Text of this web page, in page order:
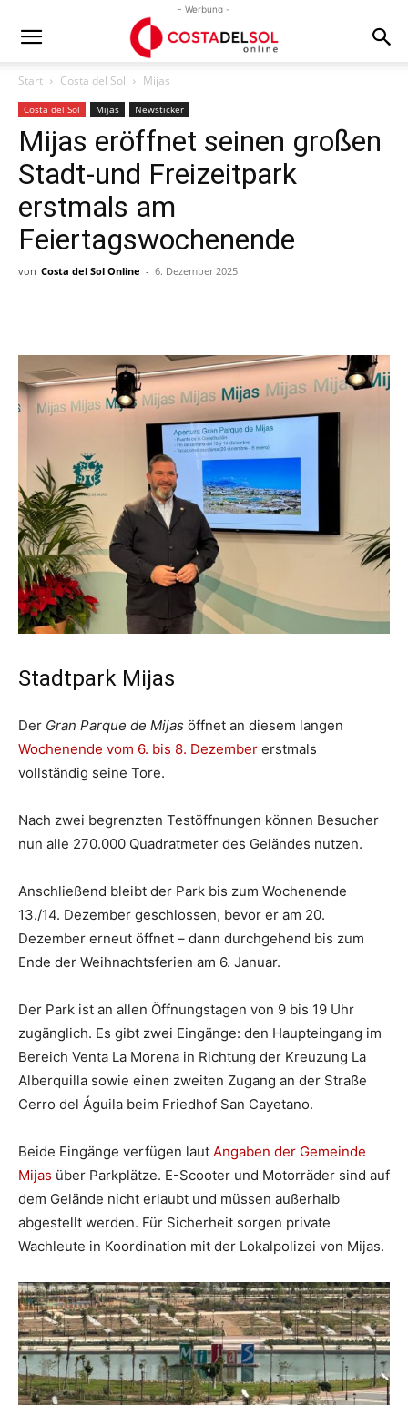
- Werbung -
Start Costa del Sol Mijas
Costa del Sol Mijas Newsticker
Mijas eröffnet seinen großen
Stadt-und Freizeitpark
erstmals am
Feiertagswochenende
von Costa del Sol Online - 6. Dezember 2025
Stadtpark Mijas
Der Gran Parque de Mijas öffnet an diesem langen
Wochenende vom 6. bis 8. Dezember erstmals
vollständig seine Tore.
Nach zwei begrenzten Testöffnungen können Besucher
nun alle 270.000 Quadratmeter des Geländes nutzen.
Anschließend bleibt der Park bis zum Wochenende
13./14. Dezember geschlossen, bevor er am 20.
Dezember erneut öffnet – dann durchgehend bis zum
Ende der Weihnachtsferien am 6. Januar.
Der Park ist an allen Öffnungstagen von 9 bis 19 Uhr
zugänglich. Es gibt zwei Eingänge: den Haupteingang im
Bereich Venta La Morena in Richtung der Kreuzung La
Alberquilla sowie einen zweiten Zugang an der Straße
Cerro del Águila beim Friedhof San Cayetano.
Beide Eingänge verfügen laut Angaben der Gemeinde
Mijas über Parkplätze. E-Scooter und Motorräder sind auf
dem Gelände nicht erlaubt und müssen außerhalb
abgestellt werden. Für Sicherheit sorgen private
Wachleute in Koordination mit der Lokalpolizei von Mijas.